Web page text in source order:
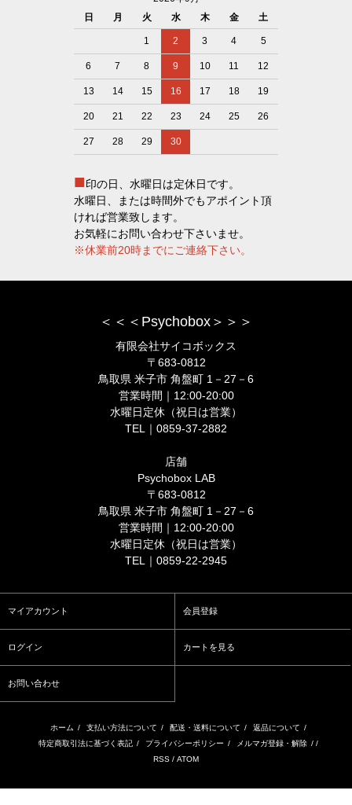
日
月 火 水 木 金 土
1 2 3 4 5
6 7 8 9 10 11 12
13 14 15 16 17 18 19
20 21 22 23 24 25 26
27 28 29 30
■印の日、水曜日は定休日です。
水曜日、または時間外でもアポイント頂
ければ営業致します。
お気軽にお問い合わせ下さいませ。
※休業前20時までにご連絡下さい。
＜＜＜Psychobox＞＞＞
有限会社サイコボックス
〒683-0812
鳥取県 米子市 角盤町 1－27－6
営業時間｜12:00-20:00
水曜日定休（祝日は営業）
TEL｜0859-37-2882
店舗
Psychobox LAB
〒683-0812
鳥取県 米子市 角盤町 1－27－6
営業時間｜12:00-20:00
水曜日定休（祝日は営業）
TEL｜0859-22-2945
マイアカウント 会員登録
ログイン カートを見る
お問い合わせ
ホーム / 支払い方法について / 配送・送料について / 返品について /
特定商取引法に基づく表記 / プライバシーポリシー / メルマガ登録・解除 / /
RSS / ATOM